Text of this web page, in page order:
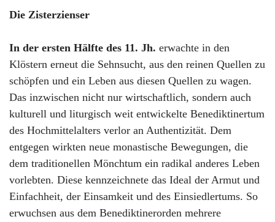
Die Zisterzienser
In der ersten Hälfte des 11. Jh. erwachte in den
Klöstern erneut die Sehnsucht, aus den reinen Quellen zu
schöpfen und ein Leben aus diesen Quellen zu wagen.
Das inzwischen nicht nur wirtschaftlich, sondern auch
kulturell und liturgisch weit entwickelte Benediktinertum
des Hochmittelalters verlor an Authentizität. Dem
entgegen wirkten neue monastische Bewegungen, die
dem traditionellen Mönchtum ein radikal anderes Leben
vorlebten. Diese kennzeichnete das Ideal der Armut und
Einfachheit, der Einsamkeit und des Einsiedlertums. So
erwuchsen aus dem Benediktinerorden mehrere